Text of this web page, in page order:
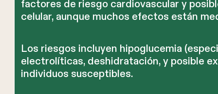
factores de riesgo cardiovascular y
celular, aunque muchos efectos están
Los riesgos incluyen hipoglucemia
electrolíticas, deshidratación, y posible
individuos susceptibles.